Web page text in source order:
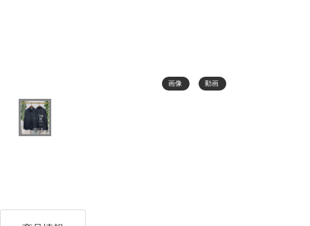
画像 動画